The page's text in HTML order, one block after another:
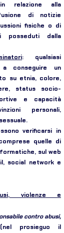
relazione alla
di notizie
fisiche o di
posseduti dalla
: qualsiasi
a conseguire un
su etnia, colore,
status socio-
e capacità
personali,
verificarsi in
quelle di
sul web
social network e
violenze e
contro abusi,
prosieguo il